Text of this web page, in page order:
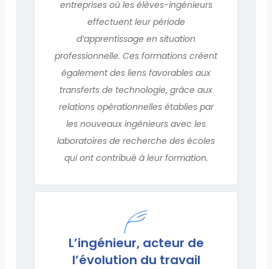
entreprises où les élèves-ingénieurs
effectuent leur période
d’apprentissage en situation
professionnelle. Ces formations créent
également des liens favorables aux
transferts de technologie, grâce aux
relations opérationnelles établies par
les nouveaux ingénieurs avec les
laboratoires de recherche des écoles
qui ont contribué à leur formation.
L’ingénieur, acteur de
l’évolution du travail